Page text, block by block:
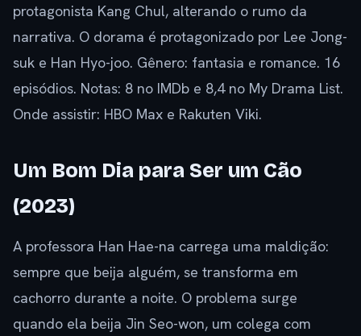
protagonista Kang Chul, alterando o rumo da
narrativa. O dorama é protagonizado por Lee Jong-
suk e Han Hyo-joo. Gênero: fantasia e romance. 16
episódios. Notas: 8 no IMDb e 8,4 no My Drama List.
Onde assistir: HBO Max e Rakuten Viki.
Um Bom Dia para Ser um Cão
(2023)
A professora Han Hae-na carrega uma maldição:
sempre que beija alguém, se transforma em
cachorro durante a noite. O problema surge
quando ela beija Jin Seo-won, um colega com